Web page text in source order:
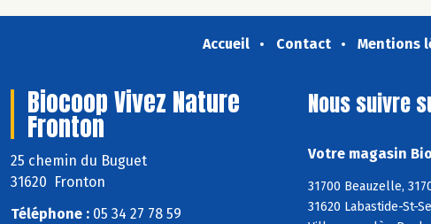
Accueil Contact Mentions
Biocoop Vivez Nature
Fronton
25 chemin du Buguet
31620 Fronton
Téléphone : 05 34 27 78 59
Nous suivre
Votre magasin
31700 Beauzelle,
31620 Labastide-St-